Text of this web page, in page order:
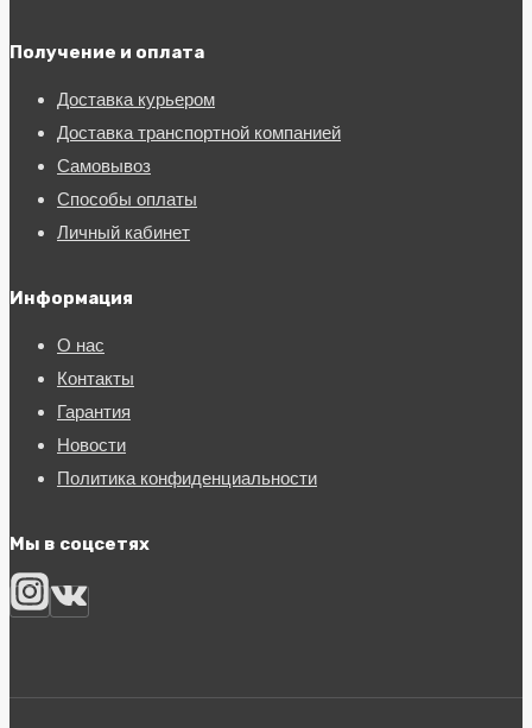
Получение и оплата
Доставка курьером
Доставка транспортной компанией
Самовывоз
Способы оплаты
Личный кабинет
Информация
О нас
Контакты
Гарантия
Новости
Политика конфиденциальности
Мы в соцсетях